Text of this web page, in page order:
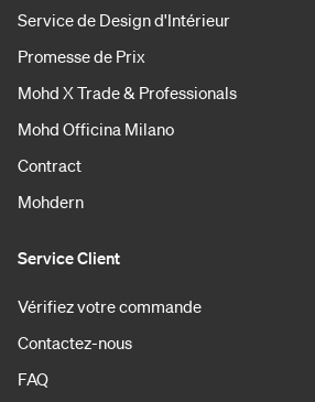
Service de Design d'Intérieur
Promesse de Prix
Mohd X Trade & Professionals
Mohd Officina Milano
Contract
Mohdern
Service Client
Vérifiez votre commande
Contactez-nous
FAQ